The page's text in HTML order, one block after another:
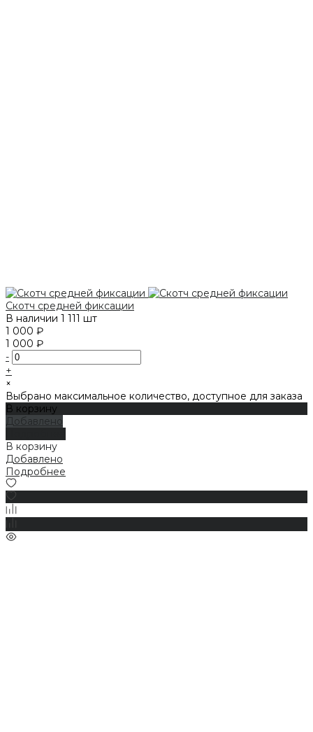
Скотч средней фиксации
В наличии 1 111 шт
1 000 ₽
1 000 ₽
-
+
×
Выбрано максимальное количество, доступное для заказа
В корзину
Добавлено
В корзину
Добавлено
Подробнее